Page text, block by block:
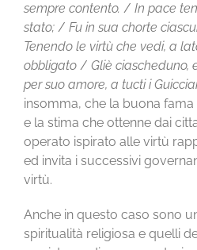
sempre contento. / In pace
stato;/ Fu in sua chorte
Tenendo le virtù che vedi, a
obbligato/ Gliè ciascheduno,
per suo amore, a tucti i
insomma, che la buona
e la stima che ottenne dai
operato ispirato alle virtù
ed invita i successivi
virtù.
Anche in questo caso sono
spiritualità religiosa e quelli